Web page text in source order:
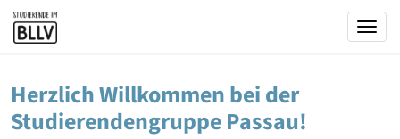
Herzlich Willkommen bei der
Studierendengruppe Passau!